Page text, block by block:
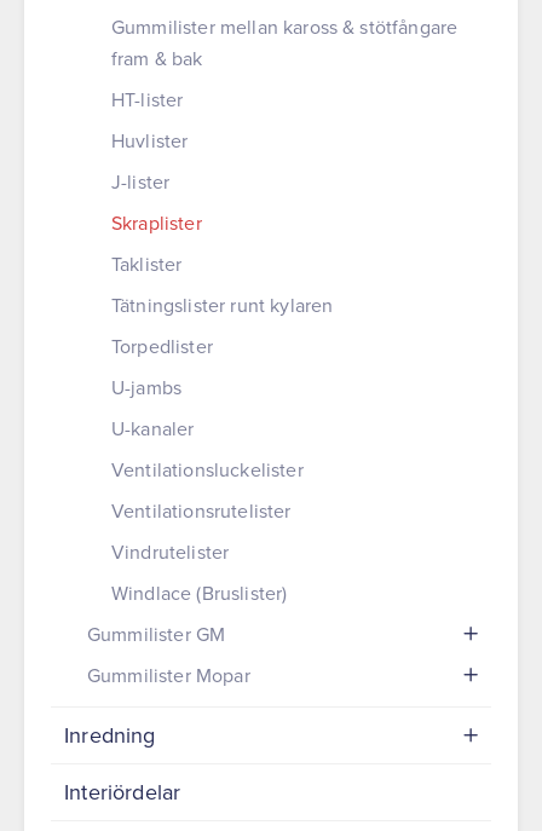
Gummilister mellan kaross & stötfångare
fram & bak
HT-lister
Huvlister
J-lister
Skraplister
Taklister
Tätningslister runt kylaren
Torpedlister
U-jambs
U-kanaler
Ventilationsluckelister
Ventilationsrutelister
Vindrutelister
Windlace (Bruslister)
Gummilister GM
Gummilister Mopar
Inredning
Interiördelar